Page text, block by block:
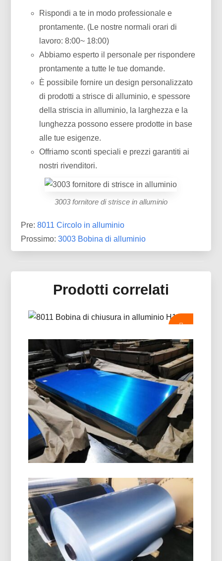
Rispondi a te in modo professionale e
prontamente. (Le nostre normali orari di
lavoro: 8:00~ 18:00)
Abbiamo esperto il personale per rispondere
prontamente a tutte le tue domande.
È possibile fornire un design personalizzato
di prodotti a strisce di alluminio, e spessore
della striscia in alluminio, la larghezza e la
lunghezza possono essere prodotte in base
alle tue esigenze.
Offriamo sconti speciali e prezzi garantiti ai
nostri rivenditori.
3003 fornitore di strisce in alluminio
Pre:8011 Circolo in alluminio
Prossimo:3003 Bobina di alluminio
Prodotti correlati
8011 Bobina Di Chiusura In
Alluminio H14
8011 La bobina di chiusura in alluminio H14 è
appositamente progettata per la produzione di
tappi di bottiglia, Tappi ROPP, tappi a vite, e
chiusure per bevande. Offre un'eccellente
formabilità, Resistenza alla corrosione, e qualità
della superficie superiore.
Grado Marino 5086 Piastra In
Alluminio H116
Scopri come funziona il grado marino 5086 La
piastra in alluminio H116 offre prestazioni
eccezionali negli scafi, mazzi, e attrezzature
offshore con un comprovato equilibrio di forza,